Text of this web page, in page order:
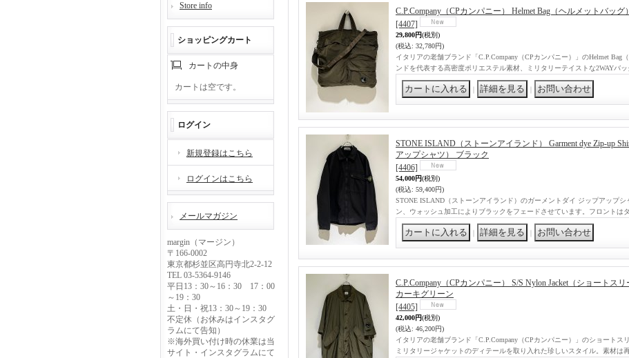
Store info
ショッピングカート
カートの中身
カートは空です。
ログイン
新規登録はこちら
ログインはこちら
メールマガジン
margin（マージン）
〒166-0002
東京都杉並区高円寺北2-2-12
TEL 03-5364-9146
平日13：30～16：30 17：00
～19：30
土・日・祝13：30～19：30
不定休（お休みはインスタグ
ラムにて告知）
※海外買い付け時の休業は当
サイト・インスタグラムにて
C.P.Company（CPカンパニー） Helmet Bag（ヘルメットバッ
[4407]
29,800円(税別)
(税込: 32,780円)
イタリアの老舗ブランド「C.P.Company（CPカンパニー）」のHelmet Bag
ンドを代表する高密度ポリエステル素材、ミリタリーテイストな2WAYバ
STONE ISLAND（ストーンアイランド） Garment dye Zip-up
アップシャツ） ブラック
[4406]
54,000円(税別)
(税込: 59,400円)
STONE ISLAND（ストーンアイランド）のガーメントダイ ジップアップシ
ン、ウォッシュ加工によりブラックをフェードさせています。フロントは
C.P.Company（CPカンパニー） S/S Nylon Jacket（ショートス
カーキグリーン
[4405]
42,000円(税別)
(税込: 46,200円)
イタリアの老舗ブランド「C.P.Company（CPカンパニー）」のショートス
ミリタリージャケットのディテールを取り入れた珍しいスタイル。素材は